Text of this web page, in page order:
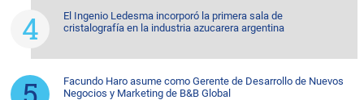
El Ingenio Ledesma incorporó la primera sala de
cristalografía en la industria azucarera argentina
Facundo Haro asume como Gerente de Desarrollo de Nuevos
Negocios y Marketing de B&B Global